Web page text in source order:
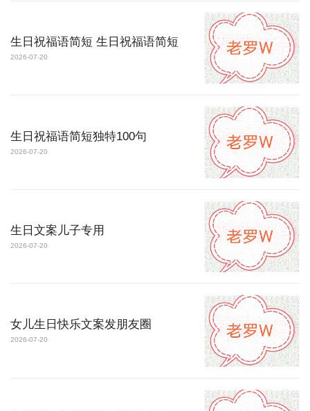
生日祝福语简短 生日祝福语简短
2026-07-20
生日祝福语简短独特100句
2026-07-20
生日文案儿子专用
2026-07-20
女儿生日快乐文案发朋友圈
2026-07-20